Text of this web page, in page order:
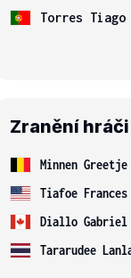
Torres Tiago
Zranění hráči
Minnen Greetje
Tiafoe Frances
Diallo Gabriel
Tararudee